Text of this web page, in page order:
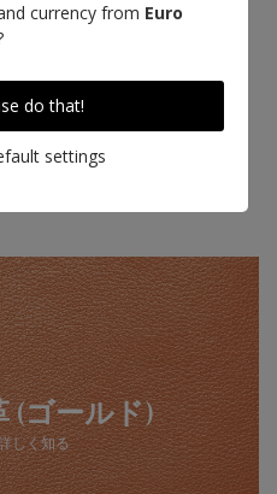
thread
(ゴールド)
しく知る
currency from Euro
do that!
settings